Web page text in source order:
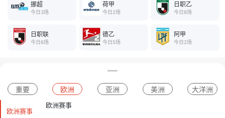
挪超
今日3场
荷甲
今日2场
日职乙
今日8场
日职联
今日6场
德乙
今日5场
阿甲
今日2场
重要 欧洲 亚洲 美洲 大洋洲
欧洲赛事
欧洲赛事